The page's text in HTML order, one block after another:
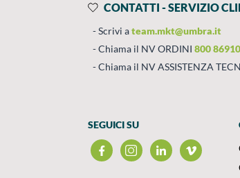
CONTATTI - SERVIZIO
Scrivi ateam.mkt@umbra.it
Chiama il NV ORDINI 800
Chiama il NV ASSISTENZA
SEGUICI SU